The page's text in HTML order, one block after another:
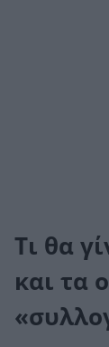
Τι θα
και τα